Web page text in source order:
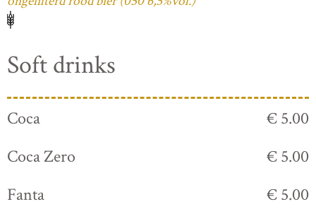
Soft drinks
Coca
€ 5.00
Coca Zero
€ 5.00
Fanta
€ 5.00